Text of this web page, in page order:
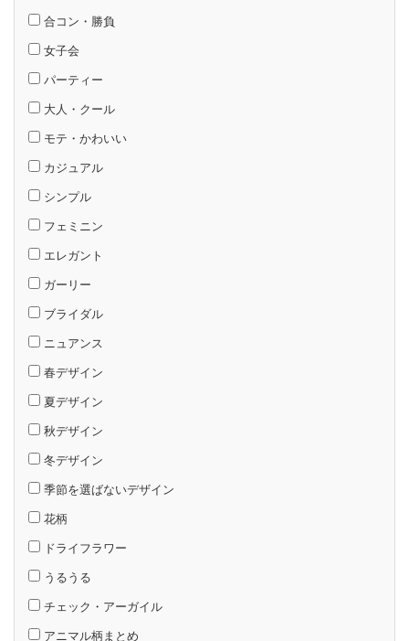
合コン・勝負
女子会
パーティー
大人・クール
モテ・かわいい
カジュアル
シンプル
フェミニン
エレガント
ガーリー
ブライダル
ニュアンス
春デザイン
夏デザイン
秋デザイン
冬デザイン
季節を選ばないデザイン
花柄
ドライフラワー
うるうる
チェック・アーガイル
アニマル柄まとめ